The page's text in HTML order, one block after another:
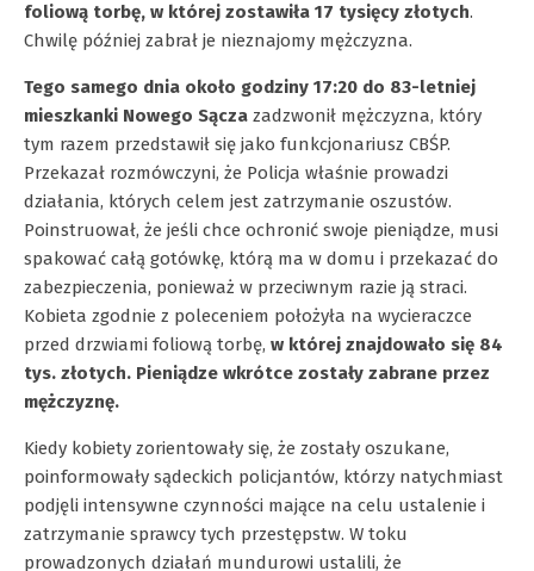
foliową torbę, w której zostawiła 17 tysięcy złotych.
Chwilę później zabrał je nieznajomy mężczyzna.
Tego samego dnia około godziny 17:20 do 83-letniej
mieszkanki Nowego Sącza zadzwonił mężczyzna, który
tym razem przedstawił się jako funkcjonariusz CBŚP.
Przekazał rozmówczyni, że Policja właśnie prowadzi
działania, których celem jest zatrzymanie oszustów.
Poinstruował, że jeśli chce ochronić swoje pieniądze, musi
spakować całą gotówkę, którą ma w domu i przekazać do
zabezpieczenia, ponieważ w przeciwnym razie ją straci.
Kobieta zgodnie z poleceniem położyła na wycieraczce
przed drzwiami foliową torbę, w której znajdowało się 84
tys. złotych. Pieniądze wkrótce zostały zabrane przez
mężczyznę.
Kiedy kobiety zorientowały się, że zostały oszukane,
poinformowały sądeckich policjantów, którzy natychmiast
podjęli intensywne czynności mające na celu ustalenie i
zatrzymanie sprawcy tych przestępstw. W toku
prowadzonych działań mundurowi ustalili, że